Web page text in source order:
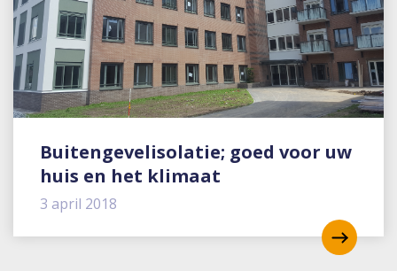
Buitengevelisolatie; goed voor uw
huis en het klimaat
3 april 2018